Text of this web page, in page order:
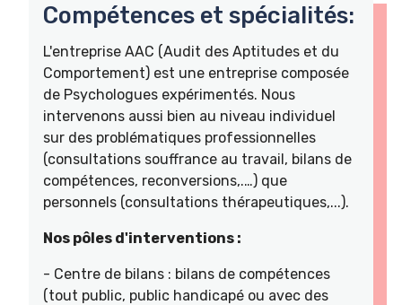
Compétences et spécialités:
L'entreprise AAC (Audit des Aptitudes et du
Comportement) est une entreprise composée
de Psychologues expérimentés. Nous
intervenons aussi bien au niveau individuel
sur des problématiques professionnelles
(consultations souffrance au travail, bilans de
compétences, reconversions,.…) que
personnels (consultations thérapeutiques,...).
Nos pôles d'interventions :
- Centre de bilans : bilans de compétences
(tout public, public handicapé ou avec des